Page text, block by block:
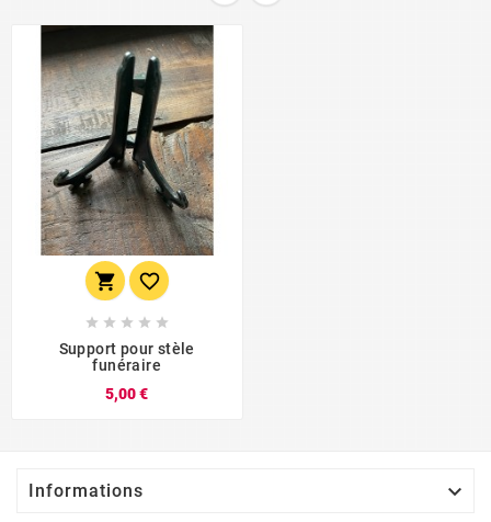
 
    
Support pour stèle
funéraire
5,00 €
Informations 